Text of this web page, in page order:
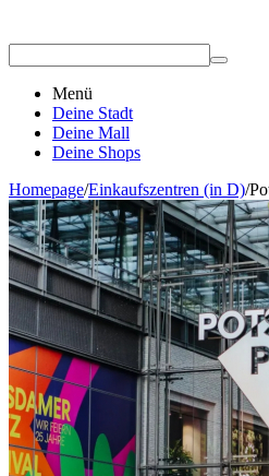
Menü
Deine Stadt
Deine Mall
Deine Shops
Homepage/Einkaufszentren (in D)/